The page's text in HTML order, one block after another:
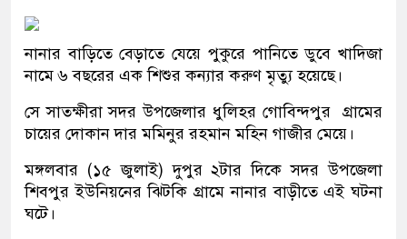
নানার বাড়িতে বেড়াতে যেয়ে পুকুরে পানিতে ডুবে খাদিজা
নামে ৬ বছরের এক শিশুর কন্যার করুণ মৃত্যু হয়েছে।
সে সাতক্ষীরা সদর উপজেলার ধুলিহর গোবিন্দপুর গ্রামের
চায়ের দোকান দার মমিনুর রহমান মহিন গাজীর মেয়ে।
মঙ্গলবার (১৫ জুলাই) দুপুর ২টার দিকে সদর উপজেলা
শিবপুর ইউনিয়নের ঝিটকি গ্রামে নানার বাড়ীতে এই ঘটনা
ঘটে।